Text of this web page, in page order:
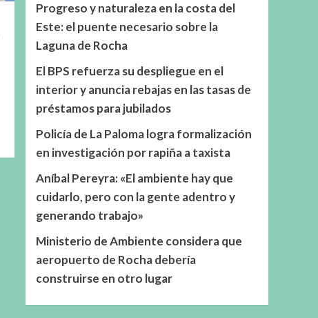
Progreso y naturaleza en la costa del
Este: el puente necesario sobre la
Laguna de Rocha
El BPS refuerza su despliegue en el
interior y anuncia rebajas en las tasas de
préstamos para jubilados
Policía de La Paloma logra formalización
en investigación por rapiña a taxista
Aníbal Pereyra: «El ambiente hay que
cuidarlo, pero con la gente adentro y
generando trabajo»
Ministerio de Ambiente considera que
aeropuerto de Rocha debería
construirse en otro lugar